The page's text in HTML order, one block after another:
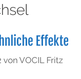
Effekte
von VOCIL Fritz